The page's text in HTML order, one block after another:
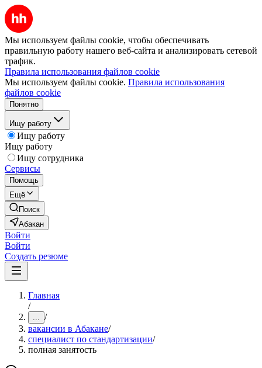
Мы используем файлы cookie, чтобы обеспечивать
правильную работу нашего веб-сайта и анализировать сетевой
трафик.
Правила использования файлов cookie
Мы используем файлы cookie. Правила использования
файлов cookie
Понятно
Ищу работу
Ищу работу
Ищу работу
Ищу сотрудника
Сервисы
Помощь
Ещё
Поиск
Абакан
Войти
Войти
Создать резюме
Главная
/
... /
вакансии в Абакане/
специалист по стандартизации/
полная занятость